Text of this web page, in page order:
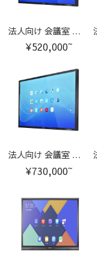
法人向け 会議室 ディスプレイ マルチタッチ 大型テレビ【65インチ】
¥520,000~
法人向け 会議室 ディスプレイ マルチタッチ 大型テレビ【85インチ】
¥730,000~